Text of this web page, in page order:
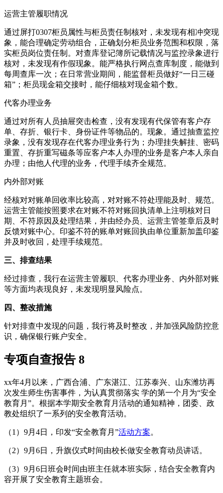
运营主管履职情况
通过屏打0307柜员属性与柜员责任制核对，未发现有相冲突现
象，能合理确定劳动组合，正确划分柜员业务范围和权限，落
实柜员岗位责任制。对查库登记簿所记载情况与监控录象进行
核对，未发现有作假现象。能严格执行网点查库制度，能做到
每周查库一次；在日常营业期间，能监督柜员做好“一日三碰
箱”；柜员现金箱交接时，能仔细核对现金箱个数。
代客办理业务
通过对所有人员抽屉突击检查，没有发现有代保管有客户存
单、存折、银行卡、身份证件等物品的。现象。通过抽查监控
录象，没有发现存在代客办理业务行为；办理挂失解挂、密码
重置、存折重写磁条等应客户本人办理的业务是客户本人亲自
办理；由他人代理的业务，代理手续齐全规范。
内外部对账
经核对对账单回收率比较高，对对账不符处理能及时、规范。
运营主管能按照要求在对账不符对账回执清单上注明核对日
期、不符原因及处理结果，并由经办员、运营主管签章后及时
反馈对账中心。印鉴不符的账单对账回执由单位重新加盖印鉴
并及时收回，处理手续规范。
三、排查结果
经过排查，我行在运营主管履职、代客办理业务、内外部对账
等方面均表现良好，未发现明显风险点。
四、整改措施
针对排查中发现的问题，我行将及时整改，并加强风险防控意
识，确保银行账户安全。
专项自查报告 8
xx年4月以来，广西合浦、广东湛江、江苏泰兴、山东潍坊再
次发生师生伤害事件，为认真贯彻落实 学的第一个月为“安全
教育月”。根据本学期安全教育月活动的通知精神，团委、政
教处组织了一系列的安全教育活动。
（1）9月4日，印发“安全教育月”活动方案。
（2）9月6日，升旗仪式时间由校长做安全教育动员讲话。
（3）9月6日班会时间由班主任就本班实际，结合安全教育内
容开展了安全教育主题班会。